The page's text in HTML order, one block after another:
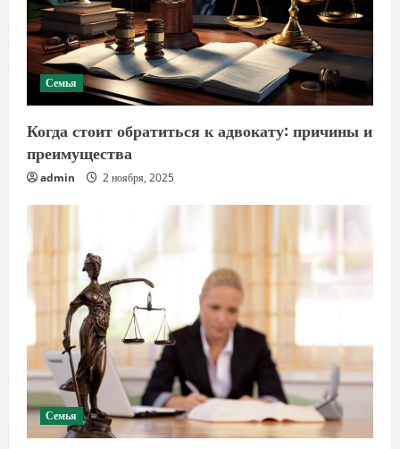
Семья
Когда стоит обратиться к адвокату: причины и
преимущества
admin 2 ноября, 2025
Семья